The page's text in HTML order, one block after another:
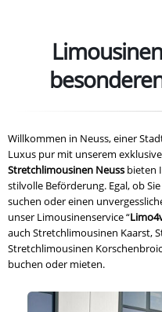
Willkommen in Neuss, einer
Luxus pur mit unserem
Stretchlimousinen Neuss bieten
stilvolle Beförderung. Egal, ob
suchen oder einen
unser Limousinenservice “
auch Stretchlimousinen Kaarst,
Stretchlimousinen
buchen oder mieten.